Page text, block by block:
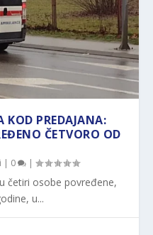
KOD PREDAJANA:
ČETVORO OD
| 0 |
četiri osobe povređene,
u...